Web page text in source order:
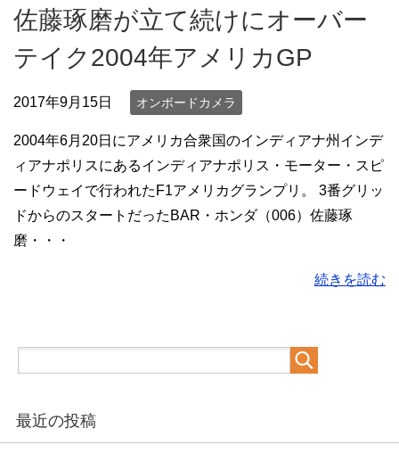
佐藤琢磨が立て続けにオーバー
テイク2004年アメリカGP
2017年9月15日 オンボードカメラ
2004年6月20日にアメリカ合衆国のインディアナ州インデ
ィアナポリスにあるインディアナポリス・モーター・スピ
ードウェイで行われたF1アメリカグランプリ。 3番グリッ
ドからのスタートだったBAR・ホンダ（006）佐藤琢
磨・・・
続きを読む
最近の投稿